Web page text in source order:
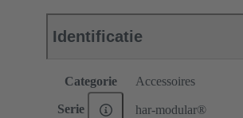
Identificatie
Categorie Accessoires
Serie har-modular®